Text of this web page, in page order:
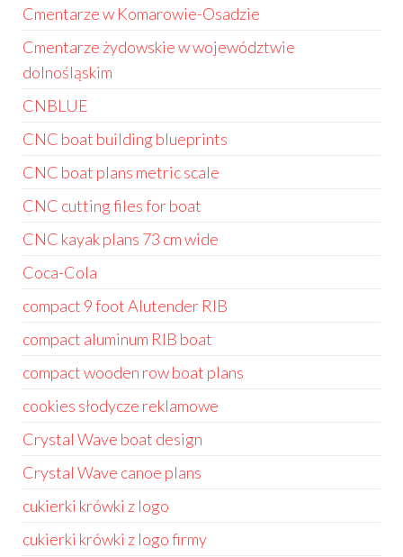
Cmentarze w Komarowie-Osadzie
Cmentarze żydowskie w województwie
dolnośląskim
CNBLUE
CNC boat building blueprints
CNC boat plans metric scale
CNC cutting files for boat
CNC kayak plans 73 cm wide
Coca-Cola
compact 9 foot Alutender RIB
compact aluminum RIB boat
compact wooden row boat plans
cookies słodycze reklamowe
Crystal Wave boat design
Crystal Wave canoe plans
cukierki krówki z logo
cukierki krówki z logo firmy